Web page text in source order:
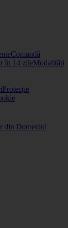
Comandă
în 14 zileModalități
Protecție